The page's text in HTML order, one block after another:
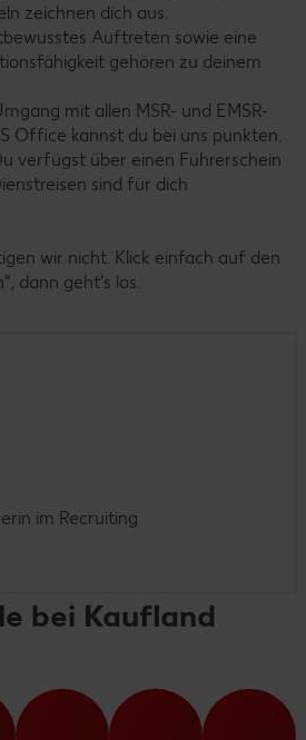
zeichnen dich aus.
Auftreten sowie eine
gehören zu deinem
mit allen MSR- und EMSR-
Office kannst du bei uns punkten.
verfügst über einen Führerschein
sind für dich
wir nicht. Klick einfach auf den
dann geht’s los.
im Recruiting
bei Kaufland